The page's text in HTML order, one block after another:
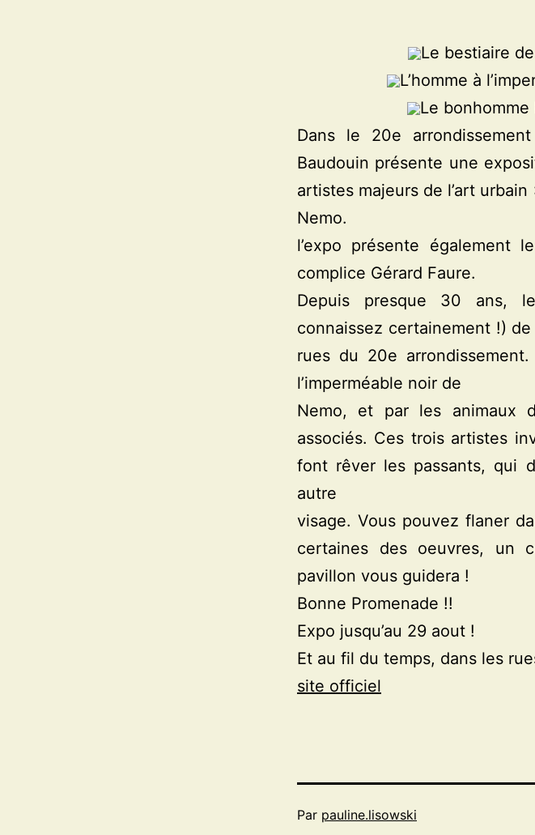
Le bestiaire
L’homme à
Le
Dans le 20e
Baudouin présente une
artistes majeurs de l’art
Nemo.
l’expo présente également
complice Gérard Faure.
Depuis presque 30 ans,
connaissez certainement !)
rues du 20e
l’imperméable noir de
Nemo, et par les animaux
associés. Ces trois artistes
font rêver les passants, qui
autre
visage. Vous pouvez flaner
certaines des oeuvres, un
pavillon vous guidera !
Bonne Promenade !!
Expo jusqu’au 29 aout !
Et au fil du temps, dans les
site officiel
Par pauline.lisowski